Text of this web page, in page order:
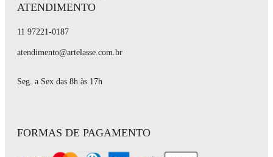
ATENDIMENTO
11 97221-0187
atendimento@artelasse.com.br
Seg. a Sex das 8h às 17h
FORMAS DE PAGAMENTO